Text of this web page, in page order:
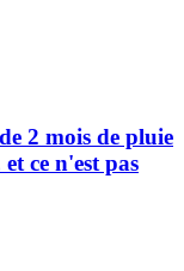
2 mois de pluie
ce n'est pas